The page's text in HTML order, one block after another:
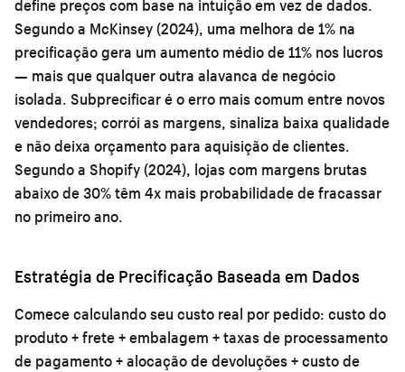
define preços com base na intuição em vez de dados.
Segundo a McKinsey (2024), uma melhora de 1% na
precificação gera um aumento médio de 11% nos lucros
— mais que qualquer outra alavanca de negócio
isolada. Subprecificar é o erro mais comum entre novos
vendedores; corrói as margens, sinaliza baixa qualidade
e não deixa orçamento para aquisição de clientes.
Segundo a Shopify (2024), lojas com margens brutas
abaixo de 30% têm 4x mais probabilidade de fracassar
no primeiro ano.
Estratégia de Precificação Baseada em Dados
Comece calculando seu custo real por pedido: custo do
produto + frete + embalagem + taxas de processamento
de pagamento + alocação de devoluções + custo de